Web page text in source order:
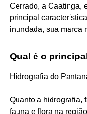
Cerrado, a Caatinga,
principal
inundada, sua marca
Qual é o
Hidrografia do
Quanto a hidrografia,
fauna e flora na